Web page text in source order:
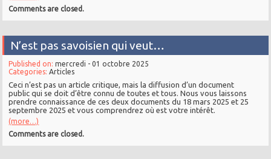
Comments are closed.
N’est pas savoisien qui veut…
Published on:mercredi - 01 octobre 2025
Categories:Articles
Ceci n’est pas un article critique, mais la diffusion d’un document
public qui se doit d’être connu de toutes et tous. Nous vous laissons
prendre connaissance de ces deux documents du 18 mars 2025 et 25
septembre 2025 et vous comprendrez où est votre intérêt.
(more…)
Comments are closed.